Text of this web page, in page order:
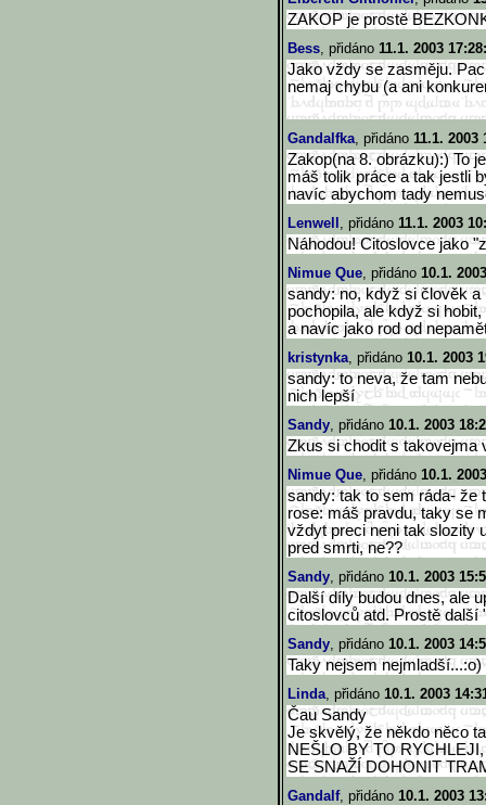
ZAKOP je prostě
Bess, přidáno 11.1. 2003
Jako vždy se zasměju.
nemaj chybu (a ani
Gandalfka, přidáno 11.1. 2003
Zakop(na 8. obrázku):) To
máš tolik práce a tak jestli
navíc abychom tady
Lenwell , přidáno 11.1. 2003
Náhodou! Citoslovce jako
Nimue Que, přidáno 10.1.
sandy: no, když si člověk a
pochopila, ale když si
a navíc jako rod od
kristynka, přidáno 10.1. 2003
sandy: to neva, že tam
nich lepší
Sandy, přidáno 10.1. 2003
Zkus si chodit s takovejma
Nimue Que, přidáno 10.1.
sandy: tak to sem ráda- že
rose: máš pravdu, taky se
vždyt preci neni tak slozity
pred smrti, ne??
Sandy, přidáno 10.1. 2003
Další díly budou dnes, ale
citoslovců atd. Prostě další
Sandy, přidáno 10.1. 2003
Taky nejsem nejmladší...:o)
Linda, přidáno 10.1. 2003
Čau Sandy
Je skvělý, že někdo něco
NEŠLO BY TO
SE SNAŽÍ DOHONIT
Gandalf, přidáno 10.1. 2003